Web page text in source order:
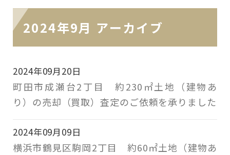
2024年9月 アーカイブ
2024年09月20日
町田市成瀬台2丁目 約230㎡土地（建物あ
り）の売却（買取）査定のご依頼を承りました
2024年09月09日
横浜市鶴見区駒岡2丁目 約60㎡土地（建物あ